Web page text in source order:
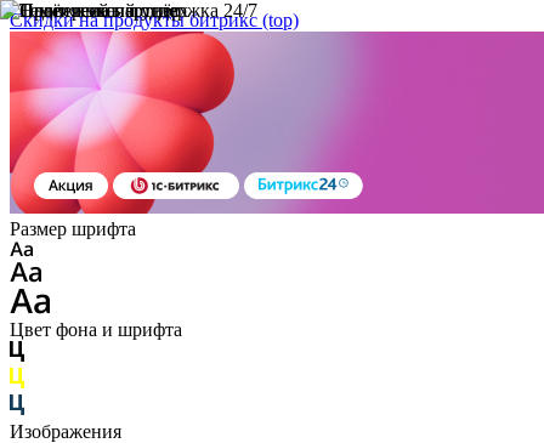
Скидки на продукты битрикс (top)
Размер шрифта
Цвет фона и шрифта
Изображения